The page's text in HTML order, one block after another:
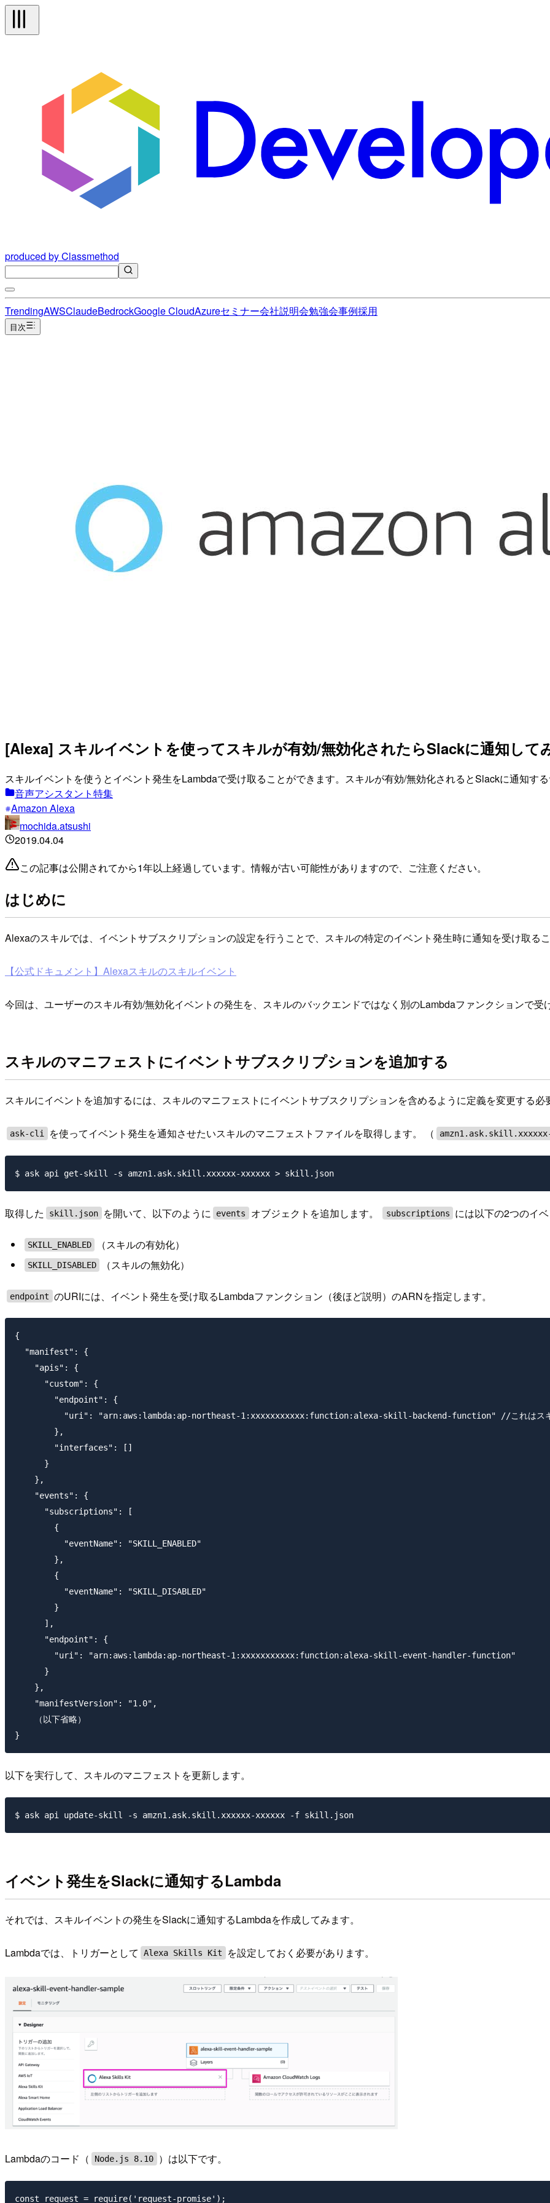
produced by Classmethod
TrendingAWSClaudeBedrockGoogle CloudAzureセミナー会社説明会勉強会事例採用
目次
[Alexa] スキルイベントを使ってスキルが有効/無効化されたらSlackに通知して
スキルイベントを使うとイベント発生をLambdaで受け取ることができます。スキルが有効/無効化されるとSlackに通知す
音声アシスタント特集
Amazon Alexa
mochida.atsushi
2019.04.04
この記事は公開されてから1年以上経過しています。情報が古い可能性がありますので、ご注意ください。
はじめに
Alexaのスキルでは、イベントサブスクリプションの設定を行うことで、スキルの特定のイベント発生時に通知を受け取るこ
【公式ドキュメント】Alexaスキルのスキルイベント
今回は、ユーザーのスキル有効/無効化イベントの発生を、スキルのバックエンドではなく別のLambdaファンクションで受
スキルのマニフェストにイベントサブスクリプションを追加する
スキルにイベントを追加するには、スキルのマニフェストにイベントサブスクリプションを含めるように定義を変更する必
ask-cli を使ってイベント発生を通知させたいスキルのマニフェストファイルを取得します。 （
取得した skill.json を開いて、以下のように events オブジェクトを追加します。 subscriptions には以下の2つのイベ
SKILL_ENABLED （スキルの有効化）
SKILL_DISABLED （スキルの無効化）
endpoint のURIには、イベント発生を受け取るLambdaファンクション（後ほど説明）のARNを指定します。
{
  "manifest": {
    "apis": {
      "custom": {
        "endpoint": {
"uri": "arn:aws:lambda:ap-northeast-1:xxxxxxxxxxx:function:alexa-skill-backend-function" //これはス
        },
        "interfaces": []
      }
    },
    "events": {
      "subscriptions": [
        {
          "eventName": "SKILL_ENABLED"
        },
        {
          "eventName": "SKILL_DISABLED"
        }
      ],
      "endpoint": {
        "uri": "arn:aws:lambda:ap-northeast-1:xxxxxxxxxxx:function:alexa-skill-event-handler-function"
      }
    },
    "manifestVersion": "1.0",
    （以下省略）
以下を実行して、スキルのマニフェストを更新します。
イベント発生をSlackに通知するLambda
それでは、スキルイベントの発生をSlackに通知するLambdaを作成してみます。
Lambdaでは、トリガーとして Alexa Skills Kit を設定しておく必要があります。
Lambdaのコード（ Node.js 8.10 ）は以下です。
const request = require('request-promise');